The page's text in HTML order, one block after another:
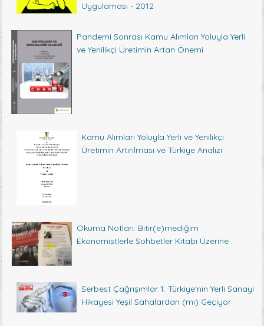
Uygulaması - 2012
Pandemi Sonrası Kamu Alımları Yoluyla Yerli
ve Yenilikçi Üretimin Artan Önemi
Kamu Alımları Yoluyla Yerli ve Yenilikçi
Üretimin Artırılması ve Türkiye Analizi
Okuma Notları: Bitir(e)mediğim
Ekonomistlerle Sohbetler Kitabı Üzerine
Serbest Çağrışımlar 1: Türkiye'nin Yerli Sanayi
Hikayesi Yeşil Sahalardan (mı) Geçiyor